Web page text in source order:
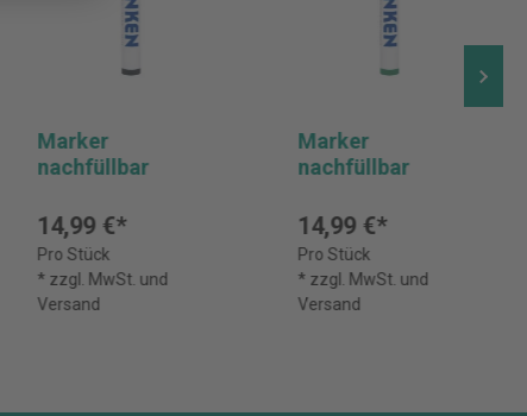
Marker
nachfüllbar
14,99 €*
Pro Stück
* zzgl. MwSt. und
Versand
Marker
nachfüllbar
14,99 €*
Pro Stück
* zzgl. MwSt. und
Versand